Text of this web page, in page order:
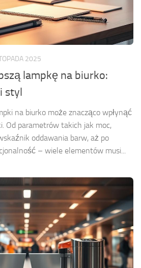
2025
lampkę na biurko:
styl
na biurko może znacząco wpłynąć
Od parametrów takich jak moc,
oddawania barw, aż po
– wiele elementów musi...